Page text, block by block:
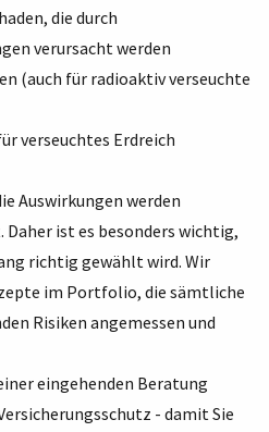
die durch
verursacht werden
(auch für radioaktiv verseuchte
verseuchtes Erdreich
Auswirkungen werden
ist es besonders wichtig,
richtig gewählt wird. Wir
im Portfolio, die sämtliche
Risiken angemessen und
eingehenden Beratung
- damit Sie